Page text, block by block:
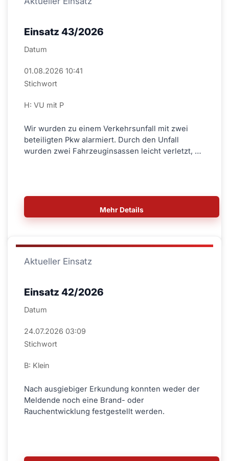
Einsatz 43/2026
Datum
01.08.2026 10:41
Stichwort
H: VU mit P
Wir wurden zu einem Verkehrsunfall mit zwei
beteiligten Pkw alarmiert. Durch den Unfall
wurden zwei Fahrzeuginsassen leicht verletzt, …
Mehr Details
Aktueller Einsatz
Einsatz 42/2026
Datum
24.07.2026 03:09
Stichwort
B: Klein
Nach ausgiebiger Erkundung konnten weder der
Meldende noch eine Brand- oder
Rauchentwicklung festgestellt werden.